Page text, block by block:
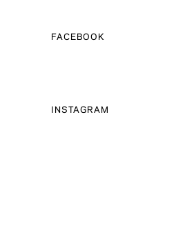
FACEBOOK
INSTAGRAM